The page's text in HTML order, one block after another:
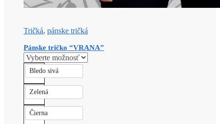
Tričká, pánske tričká
Pánske tričko “VRANA”
Bledo sivá
Zelená
Čierna